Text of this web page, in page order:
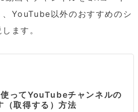
YouTube以外のおすすめのシ
ます。
ってYouTubeチャンネルの
（取得する）方法